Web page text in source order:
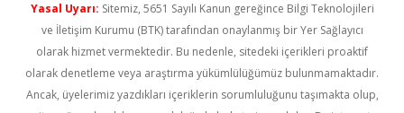
Yasal Uyarı: Sitemiz, 5651 Sayılı Kanun gereğince Bilgi Teknolojileri
ve İletişim Kurumu (BTK) tarafından onaylanmış bir Yer Sağlayıcı
olarak hizmet vermektedir. Bu nedenle, sitedeki içerikleri proaktif
olarak denetleme veya araştırma yükümlülüğümüz bulunmamaktadır.
Ancak, üyelerimiz yazdıkları içeriklerin sorumluluğunu taşımakta olup,